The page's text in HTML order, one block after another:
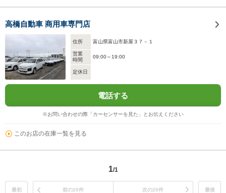
高橋自動車 商用車専門店
住所 富山県富山市新屋３７－１
営業
時間
09:00～19:00
定休日
電話する
※お問い合わせの際「カーセンサーを見た」とお伝えください
このお店の在庫一覧を見る
1/1
最初 前の20件 次の20件 最後